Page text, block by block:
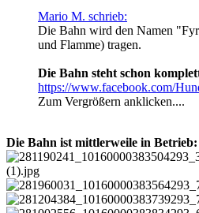
Mario M. schrieb:
Die Bahn wird den Namen
und Flamme) tragen.
Die Bahn steht schon
https://www.facebook.com/
Zum Vergrößern anklicken....
Die Bahn ist mittlerweile in Betrieb: